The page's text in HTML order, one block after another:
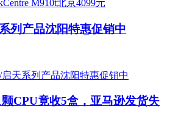
列产品沈阳特惠促销中
颗CPU竟收5盒，亚马逊发货失